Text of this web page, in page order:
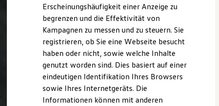
Marke und Erlebnis
Volkswagen R und R Experience
R-Modelle
R Experience
Driving Experience
Volkswagen entdecken
Werkbesichtigung
Lifestyle Shop
T-Roc Kollektion
Golf Kollektion
Erscheinungshäufigkeit einer Anzeige zu
begrenzen und die Effektivität von
Kampagnen zu messen und zu steuern. Sie
registrieren, ob Sie eine Webseite besucht
haben oder nicht, sowie welche Inhalte
genutzt worden sind. Dies basiert auf einer
eindeutigen Identifikation Ihres Browsers
sowie Ihres Internetgeräts. Die
Informationen können mit anderen